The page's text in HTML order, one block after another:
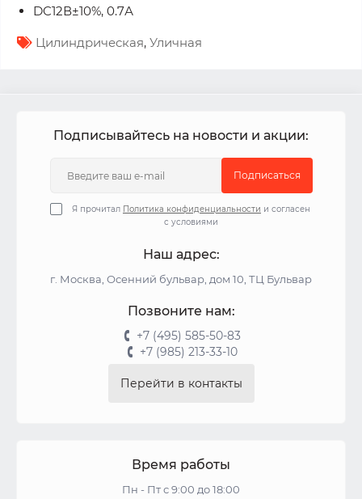
DC12В±10%, 0.7А
Цилиндрическая, Уличная
Подписывайтесь на новости и акции:
Подписаться
Я прочитал Политика конфиденциальности и согласен
с условиями
Наш адрес:
г. Москва, Осенний бульвар, дом 10, ТЦ Бульвар
Позвоните нам:
+7 (495) 585-50-83
+7 (985) 213-33-10
Перейти в контакты
Время работы
Пн - Пт с 9:00 до 18:00